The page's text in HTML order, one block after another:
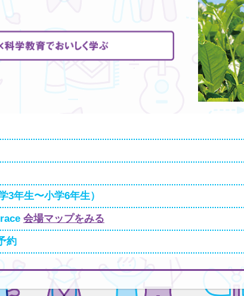
3年生〜小学6年生）
会場マップをみる
約